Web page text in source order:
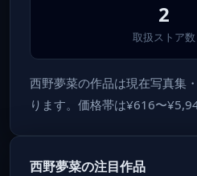
2
取扱ストア数
西野夢菜の作品は現在写真集
ります。価格帯は¥616〜
西野夢菜の注目作品